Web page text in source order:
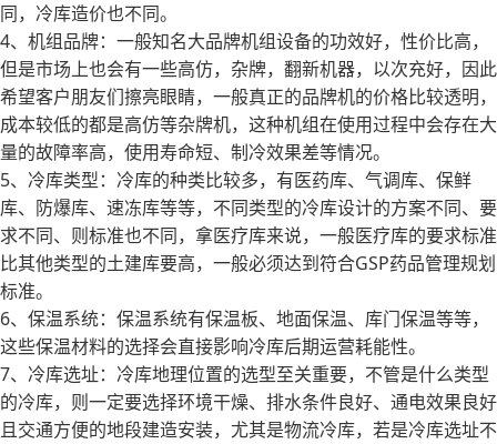
同，冷库造价也不同。
4、机组品牌：一般知名大品牌机组设备的功效好，性价比高，
但是市场上也会有一些高仿，杂牌，翻新机器，以次充好，因此
希望客户朋友们擦亮眼睛，一般真正的品牌机的价格比较透明，
成本较低的都是高仿等杂牌机，这种机组在使用过程中会存在大
量的故障率高，使用寿命短、制冷效果差等情况。
5、冷库类型：冷库的种类比较多，有医药库、气调库、保鲜
库、防爆库、速冻库等等，不同类型的冷库设计的方案不同、要
求不同、则标准也不同，拿医疗库来说，一般医疗库的要求标准
比其他类型的土建库要高，一般必须达到符合GSP药品管理规划
标准。
6、保温系统：保温系统有保温板、地面保温、库门保温等等，
这些保温材料的选择会直接影响冷库后期运营耗能性。
7、冷库选址：冷库地理位置的选型至关重要，不管是什么类型
的冷库，则一定要选择环境干燥、排水条件良好、通电效果良好
且交通方便的地段建造安装，尤其是物流冷库，若是冷库选址不